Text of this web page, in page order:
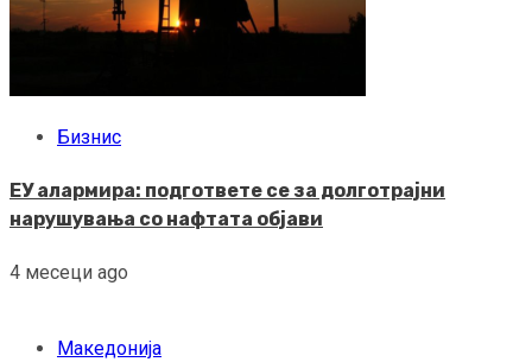
Бизнис
ЕУ алармира: подгответе се за долготрајни
нарушувања со нафтата објави
4 месеци ago
Македонија